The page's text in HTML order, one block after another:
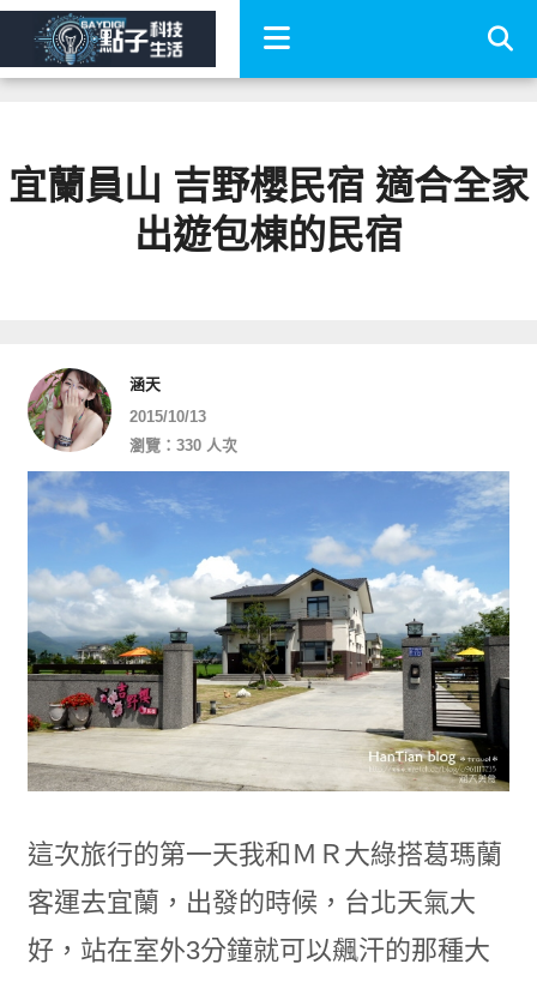
宜蘭員山 吉野櫻民宿 適合全家
出遊包棟的民宿
涵天
2015/10/13
瀏覽：330 人次
這次旅行的第一天我和ＭＲ大綠搭葛瑪蘭
客運去宜蘭，出發的時候，台北天氣大
好，站在室外3分鐘就可以飆汗的那種大